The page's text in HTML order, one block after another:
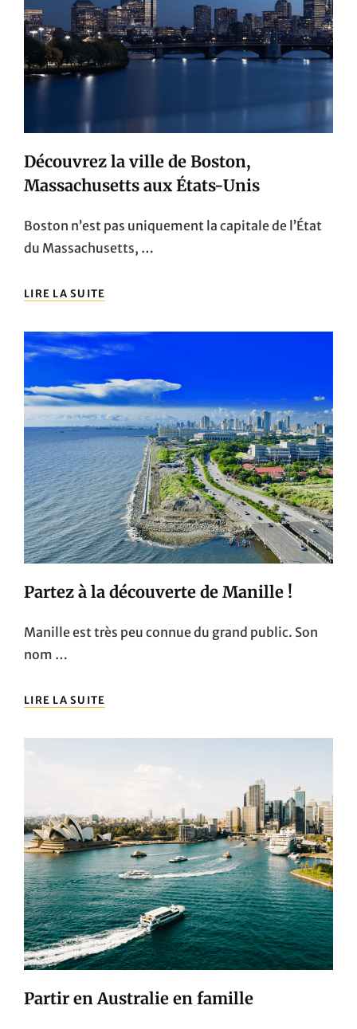
GUADELOUPE
Découvrez la ville de Boston,
Massachusetts aux États-Unis
Boston n’est pas uniquement la capitale de l’État
du Massachusetts, …
LIRE LA SUITE
LA
DE
BOSTON,
AUX
ÉTATS-
UNIS
Partez à la découverte de Manille !
Manille est très peu connue du grand public. Son
nom …
LIRE LA SUITE
À
DÉCOUVERTE
Partir en Australie en famille